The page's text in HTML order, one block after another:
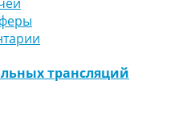
трансляций